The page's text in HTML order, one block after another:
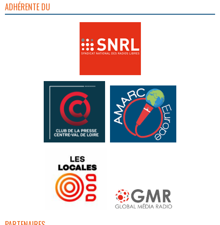
ADHÉRENTE DU